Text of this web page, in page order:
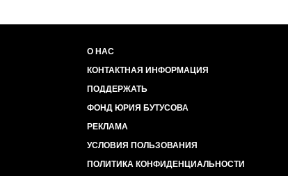
О НАС
КОНТАКТНАЯ ИНФОРМАЦИЯ
ПОДДЕРЖАТЬ
ФОНД ЮРИЯ БУТУСОВА
РЕКЛАМА
УСЛОВИЯ ПОЛЬЗОВАНИЯ
ПОЛИТИКА КОНФИДЕНЦИАЛЬНОСТИ